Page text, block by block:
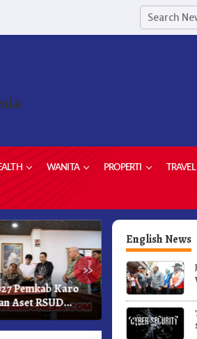
WANITA PROPERTI TRAVEL
»
Pemkab Karo
Aset RSUD
Moderamen
Bupati Karo
Universitas
Jadi Generasi
Berintegritas
English News